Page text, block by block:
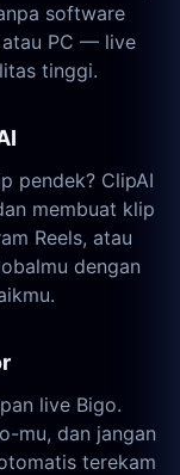
software
atau PC — live
tinggi.
pendek? ClipAI
membuat klip
Reels, atau
dengan
live Bigo.
mu, dan jangan
terekam